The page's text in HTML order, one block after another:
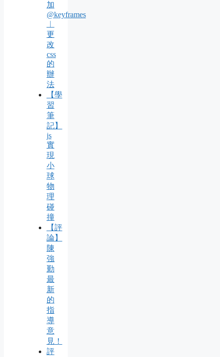
加
@keyframes
更
改
css
的
辦
法
【學
習
筆
記】
js
實
現
小
球
物
理
碰
撞
【評
論】
陳
強
勤
最
新
的
指
導
意
見！
評